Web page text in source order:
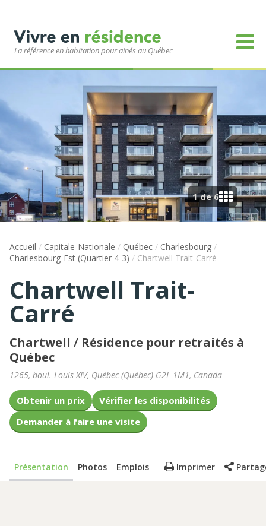
La référence en habitation pour ainés au Québec
1 de 6
Accueil / Capitale-Nationale / Québec / Charlesbourg /
Charlesbourg-Est (Quartier 4-3) / Chartwell Trait-Carré
Chartwell Trait-
Carré
Chartwell / Résidence pour retraités à
Québec
1265, boul. Louis-XIV, Québec(Québec) G2L 1M1, Canada
Obtenir un prix
Vérifier les disponibilités
Demander à faire une visite
Présentation Photos Emplois Imprimer